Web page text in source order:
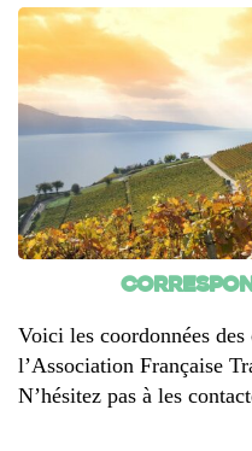
Voici les coordonnées
l’Association Française
N’hésitez pas à les